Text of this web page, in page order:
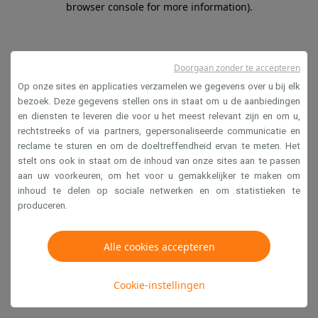
browser console for more information).
Op onze sites en applicaties verzamelen we gegevens over u bij elk
bezoek. Deze gegevens stellen ons in staat om u de aanbiedingen
en diensten te leveren die voor u het meest relevant zijn en om u,
rechtstreeks of via partners, gepersonaliseerde communicatie en
reclame te sturen en om de doeltreffendheid ervan te meten. Het
stelt ons ook in staat om de inhoud van onze sites aan te passen
aan uw voorkeuren, om het voor u gemakkelijker te maken om
inhoud te delen op sociale netwerken en om statistieken te
produceren.
Alle cookies accepteren
Cookie-instellingen
Doorgaan zonder te accepteren